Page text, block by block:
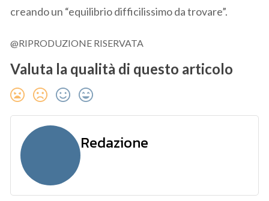
creando un “equilibrio difficilissimo da trovare”.
@RIPRODUZIONE RISERVATA
Valuta la qualità di questo articolo
Redazione